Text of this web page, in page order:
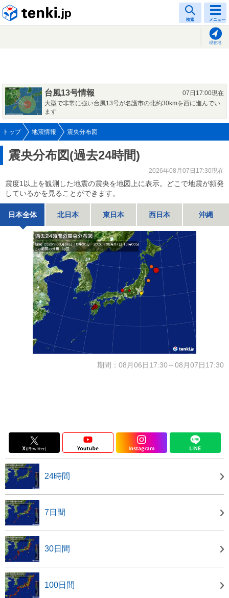
検索 メニュー
現在地
台風13号情報
07日17:00現在
大型で非常に強い台風13号が名護市の北約30kmを西に進んでい
ます
トップ 地震情報 震央分布図
震央分布図(過去24時間)
2026年08月07日17:30現在
震度1以上を観測した地震の震央を地図上に表示。どこで地震が頻発
しているかを見ることができます。
日本全体 北日本 東日本 西日本 沖縄
期間：08月06日17:30～08月07日17:30
24時間
7日間
30日間
100日間